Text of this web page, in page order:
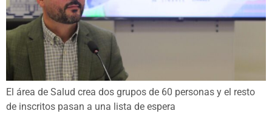
El área de Salud crea dos grupos de 60 personas y el resto
de inscritos pasan a una lista de espera